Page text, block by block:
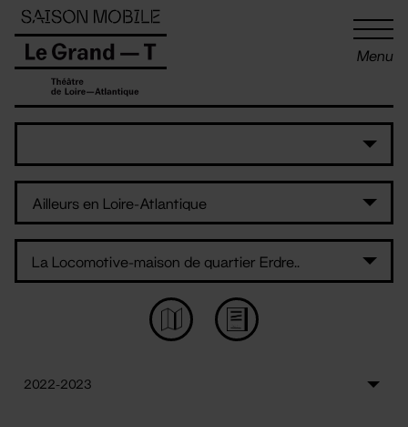
Menu
Panneau de gestion des cookies